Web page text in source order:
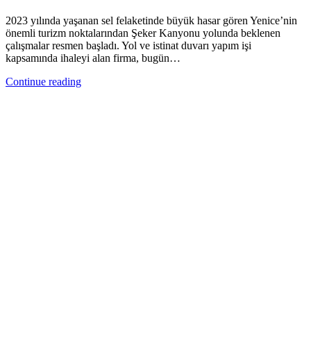
2023 yılında yaşanan sel felaketinde büyük hasar gören Yenice’nin
önemli turizm noktalarından Şeker Kanyonu yolunda beklenen
çalışmalar resmen başladı. Yol ve istinat duvarı yapım işi
kapsamında ihaleyi alan firma, bugün…
Continue reading